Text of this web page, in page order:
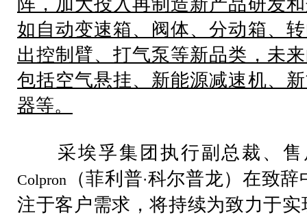
阵，加大投入再制造新产品研发
如自动变速箱、阀体、分动箱、
出控制臂、打气泵等新品类，未
包括空气悬挂、新能源减速机、
器等。
采埃孚集团执行副总裁、售
Colpron （菲利普·科尔普龙）在致辞
注于客户需求，将持续为致力于